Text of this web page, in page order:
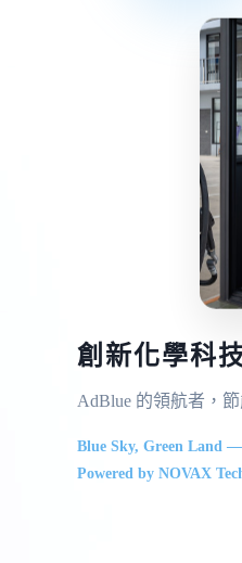
創新化學科
AdBlue 的領航者，
Blue Sky, Green Land —
Powered by NOVAX